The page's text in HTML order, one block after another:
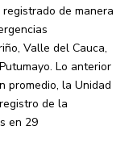
de manera
Valle del Cauca,
Lo anterior
promedio, la Unidad
de la
en 29